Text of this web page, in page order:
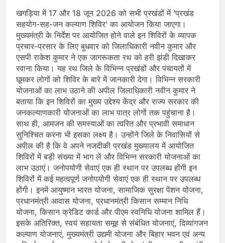
खगड़िया में 17 और 18 जून 2026 को सभी प्रखंडों में ‘प्रखंड
सहयोग-सह-जन कल्याण शिविर’ का आयोजन किया जाएगा।
मुख्यमंत्री के निर्देश पर आयोजित होने वाले इन शिविरों के व्यापक
प्रचार-प्रसार के लिए बुधवार को जिलाधिकारी नवीन कुमार और
एसपी राकेश कुमार ने एक जागरूकता रथ को हरी झंडी दिखाकर
रवाना किया। यह रथ जिले के विभिन्न प्रखंडों और पंचायतों में
घूमकर लोगों को शिविर के बारे में जानकारी देगा। विभिन्न सरकारी
योजनाओं का लाभ उठाने की अपील जिलाधिकारी नवीन कुमार ने
बताया कि इन शिविरों का मुख्य उद्देश्य केंद्र और राज्य सरकार की
जनकल्याणकारी योजनाओं का लाभ पात्र लोगों तक पहुंचाना है।
साथ ही, आमजन की समस्याओं का त्वरित और प्रभावी समाधान
सुनिश्चित करना भी इसका लक्ष्य है। उन्होंने जिले के निवासियों से
अपील की है कि वे अपने नजदीकी प्रखंड मुख्यालय में आयोजित
शिविरों में बड़ी संख्या में भाग लें और विभिन्न सरकारी योजनाओं का
लाभ उठाएं। जनोपयोगी सेवाएं एक ही स्थान पर उपलब्ध होंगी इन
शिविरों में कई महत्वपूर्ण जनोपयोगी सेवाएं एक ही स्थान पर उपलब्ध
होंगी। इनमें आयुष्मान भारत योजना, सामाजिक सुरक्षा पेंशन योजना,
प्रधानमंत्री आवास योजना, प्रधानमंत्री किसान सम्मान निधि
योजना, किसान क्रेडिट कार्ड और पीएम स्वनिधि योजना शामिल हैं।
इसके अतिरिक्त, स्वयं सहायता समूह से संबंधित योजनाएं, दिव्यांगजन
कल्याण योजनाएं, मुख्यमंत्री उद्यमी योजना और बिहार भवन एवं अन्य